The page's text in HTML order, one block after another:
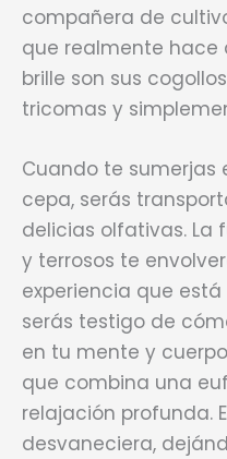
compañera de
que realmente hace
brille son sus
tricomas y
Cuando te sumerjas
cepa, serás
delicias olfativas. La
y terrosos te
experiencia que está
serás testigo de
en tu mente y
que combina una
relajación profunda.
desvaneciera,